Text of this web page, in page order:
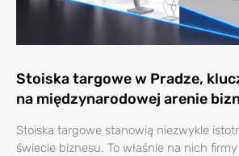
Stoiska targowe w Pradze,
na międzynarodowej arenie
Stoiska targowe stanowią niezwykle
świecie biznesu. To właśnie na nich